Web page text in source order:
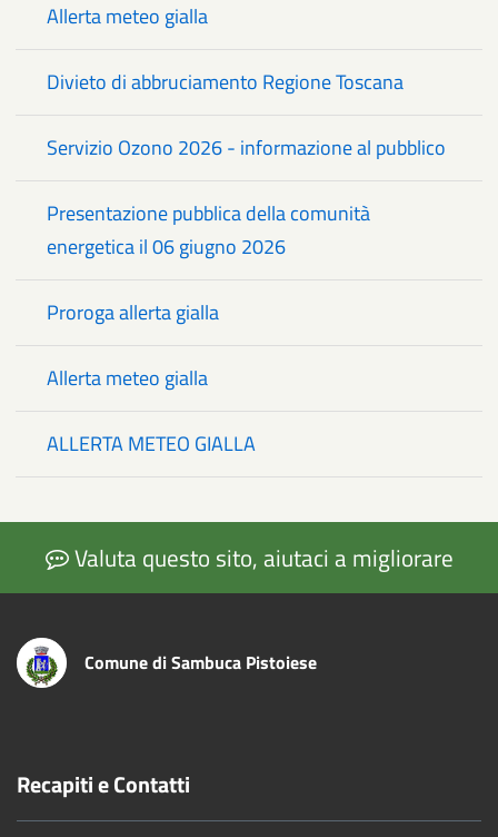
Allerta meteo gialla
Divieto di abbruciamento Regione Toscana
Servizio Ozono 2026 - informazione al pubblico
Presentazione pubblica della comunità
energetica il 06 giugno 2026
Proroga allerta gialla
Allerta meteo gialla
ALLERTA METEO GIALLA
Valuta questo sito, aiutaci a migliorare
Comune di Sambuca Pistoiese
Recapiti e Contatti